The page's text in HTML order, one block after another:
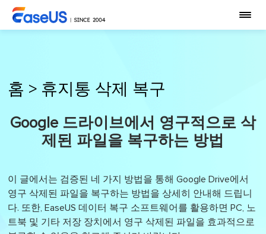
홈 > 휴지통 삭제 복구
Google 드라이브에서 영구적으로 삭
제된 파일을 복구하는 방법
이 글에서는 검증된 네 가지 방법을 통해 Google Drive에서
영구 삭제된 파일을 복구하는 방법을 상세히 안내해 드립니
다. 또한, EaseUS 데이터 복구 소프트웨어를 활용하면 PC, 노
트북 및 기타 저장 장치에서 영구 삭제된 파일을 효과적으로